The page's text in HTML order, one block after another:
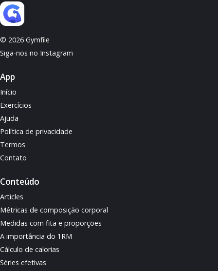
© 2026 Gymfile
Siga-nos no Instagram
App
Início
Exercícios
Ajuda
Política de privacidade
Termos
Contato
Conteúdo
Articles
Métricas de composição corporal
Medidas com fita e proporções
A importância do 1RM
Cálculo de calorias
Séries efetivas